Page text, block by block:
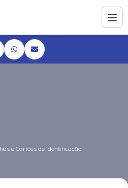
e Cartões de Identificação